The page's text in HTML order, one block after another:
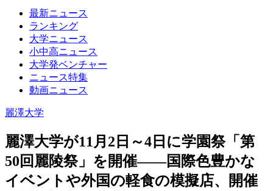
最新ニュース
ランキング
大学ニュース
小中高ニュース
大学発ベンチャー
ニュース特集
動画ニュース
麗澤大学
麗澤大学が11月2日～4日に学園祭「第
50回麗陵祭」を開催――国際色豊かな
イベントや外国の軽食の模擬店、開催